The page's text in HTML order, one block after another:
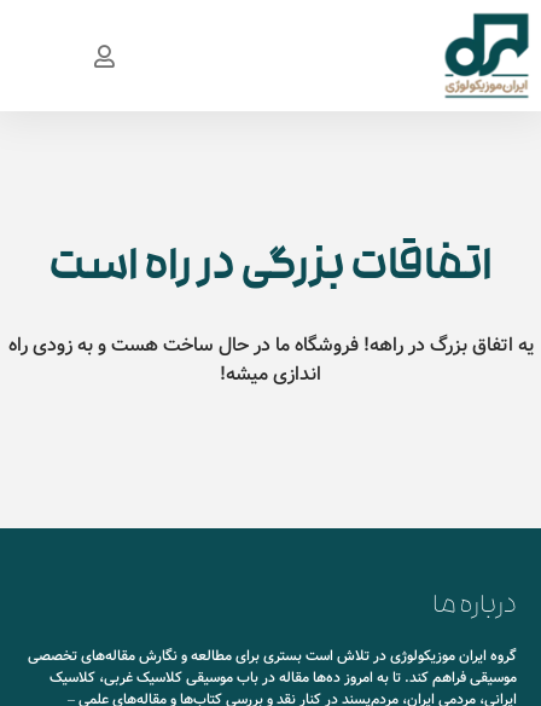
اتفاقات بزرگی در راه است
یه اتفاق بزرگ در راهه! فروشگاه ما در حال ساخت هست و به زودی راه
اندازی میشه!
درباره ما
گروه ایران موزیکولوژی در تلاش است بستری برای مطالعه و نگارش مقاله‌های تخصصی
موسیقی فراهم کند. تا به امروز ده‌ها مقاله در باب موسیقی کلاسیک غربی، کلاسیک
ایرانی، مردمی ایران، مردم‌پسند در کنار نقد و بررسی کتاب‌ها و مقاله‌های علمی –